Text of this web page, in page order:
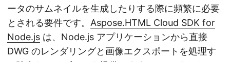
ータのサムネイルを生成したりする際に頻繁に必要
とされる要件です。 Aspose.HTML Cloud SDK for
Node.js は、Node.js アプリケーションから直接
DWG のレンダリングと画像エクスポートを処理す